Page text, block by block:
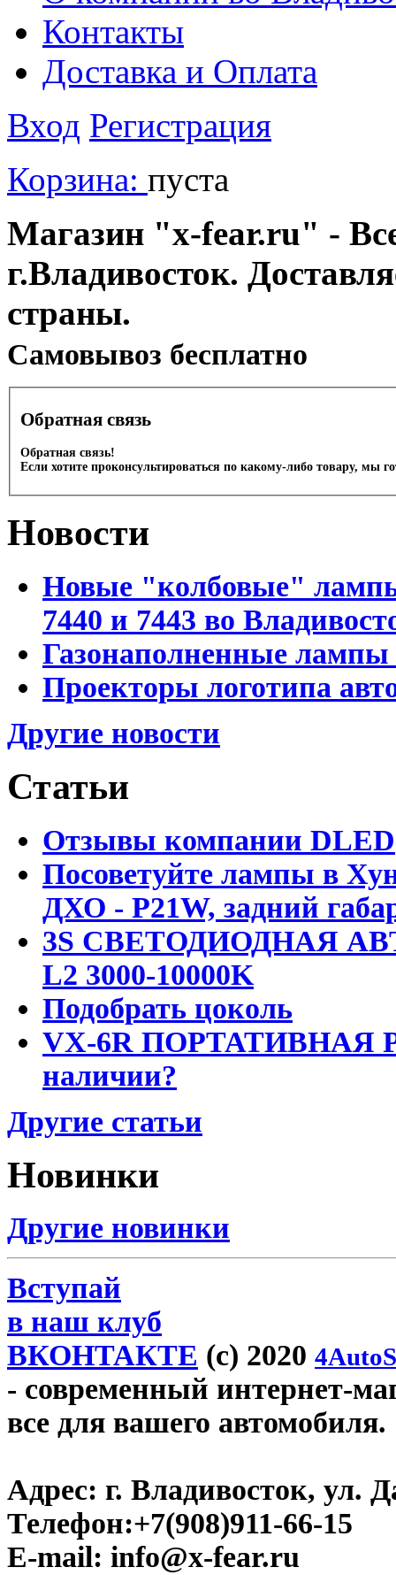
Контакты
Доставка и Оплата
Вход Регистрация
Корзина: пуста
Магазин "x-fear.ru" -
г.Владивосток.
страны.
Cамовывоз бесплатно
Обратная связь
Обратная связь!
Если хотите проконсультироваться по какому-либо товару, мы
Новости
Новые "колбовые"
7440 и 7443 во
Газонаполненные лампы
Проекторы логотипа
Другие новости
Статьи
Отзывы компании DLED
Посоветуйте лампы в
ДХО - P21W, задний
3S СВЕТОДИОДНАЯ
L2 3000-10000K
Подобрать цоколь
VX-6R ПОРТАТИВНАЯ
наличии?
Другие статьи
Новинки
Другие новинки
Вступай
в наш клуб
ВКОНТАКТЕ (c) 2020
- современный интернет-
все для вашего автомобиля.
Адрес: г. Владивосток, ул.
Телефон:+7(908)911-66-15
E-mail: info@x-fear.ru